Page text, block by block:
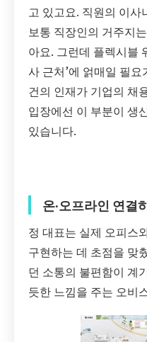
고 있고요. 직원의 이
보통 직장인의 거주지
아요. 그런데 플렉시블
사 근처’에 얽매일 필
건의 인재가 기업의 채
입장에선 이 부분이 생
있습니다.
온∙오프라인 연결
정 대표는 실제 오피스
구현하는 데 초점을 맞
던 소통의 불편함이 계
듯한 느낌을 주는 오비